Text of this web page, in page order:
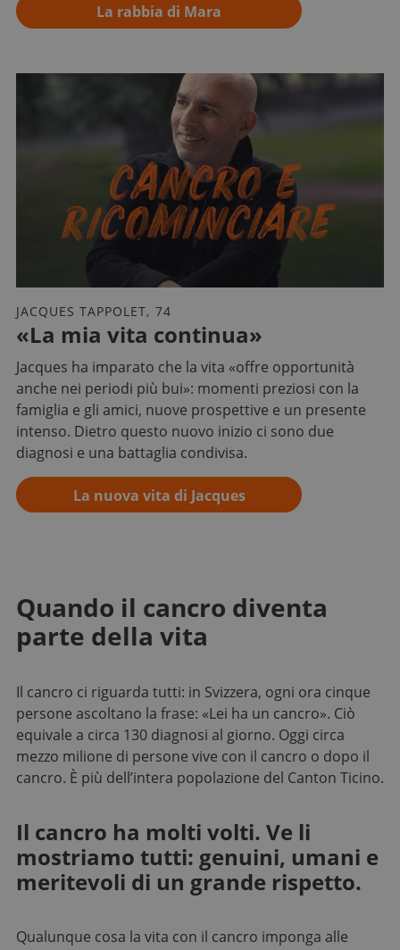
La rabbia di Mara
«La mia vita continua»
JACQUES TAPPOLET, 74
Jacques ha imparato che la vita «offre opportunità
anche nei periodi più bui»: momenti preziosi con la
famiglia e gli amici, nuove prospettive e un presente
intenso. Dietro questo nuovo inizio ci sono due
diagnosi e una battaglia condivisa.
La nuova vita di Jacques
Quando il cancro diventa
parte della vita
Il cancro ci riguarda tutti: in Svizzera, ogni ora cinque
persone ascoltano la frase: «Lei ha un cancro». Ciò
equivale a circa 130 diagnosi al giorno. Oggi circa
mezzo milione di persone vive con il cancro o dopo il
cancro. È più dell’intera popolazione del Canton Ticino.
Il cancro ha molti volti. Ve li
mostriamo tutti: genuini, umani e
meritevoli di un grande rispetto.
Qualunque cosa la vita con il cancro imponga alle